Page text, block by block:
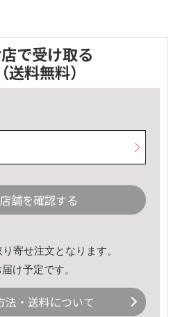
で受け取る
（送料無料）
舗を確認する
寄せ注文となります。
け予定です。
法・送料について